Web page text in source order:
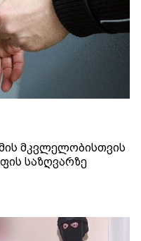
მკვლელობისთვის
საზღვარზე